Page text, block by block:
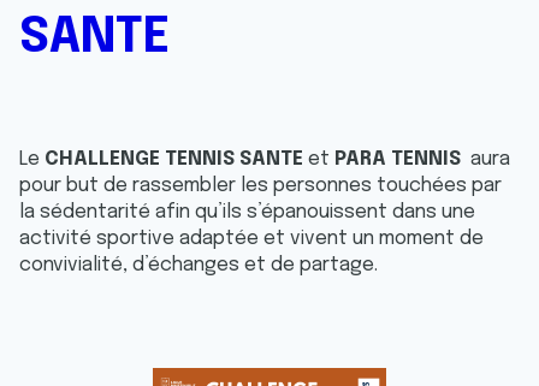
SANTE
Le CHALLENGE TENNIS SANTE et PARA TENNIS aura
pour but de rassembler les personnes touchées par
la sédentarité afin qu’ils s’épanouissent dans une
activité sportive adaptée et vivent un moment de
convivialité, d’échanges et de partage.